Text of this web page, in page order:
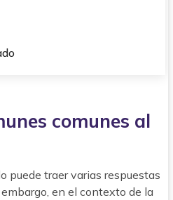
comunes al
puede traer varias respuestas
en el contexto de la